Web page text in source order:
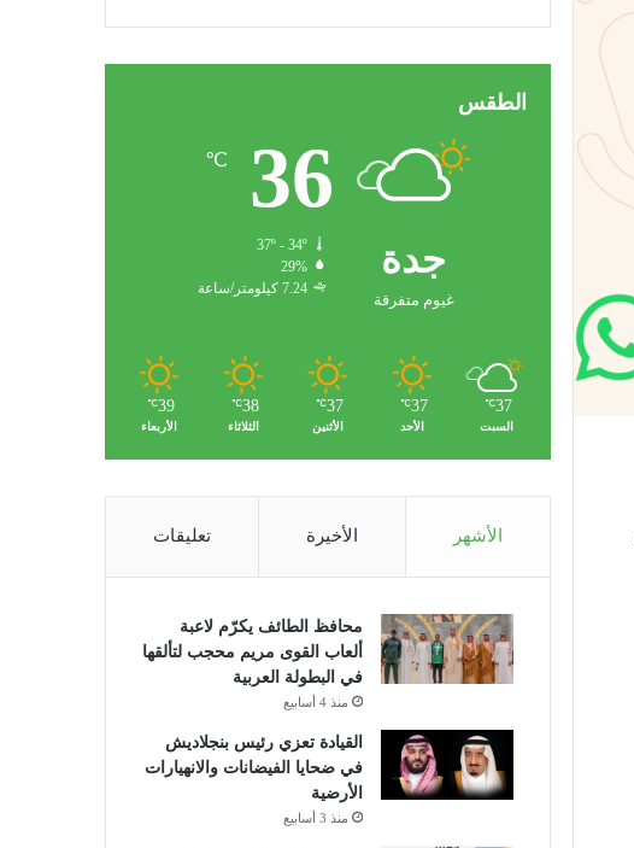
الطقس
جدة
غيوم متفرقة
36
℃
37º - 34º
29%
7.24 كيلومتر/ساعة
37
℃
السبت
37
℃
الأحد
37
℃
الأثنين
38
℃
الثلاثاء
39
℃
الأربعاء
الأشهر الأخيرة تعليقات
محافظ الطائف يكرّم لاعبة
ألعاب القوى مريم محجب لتألقها
في البطولة العربية
منذ 4 أسابيع
القيادة تعزي رئيس بنجلاديش
في ضحايا الفيضانات والانهيارات
الأرضية
منذ 3 أسابيع